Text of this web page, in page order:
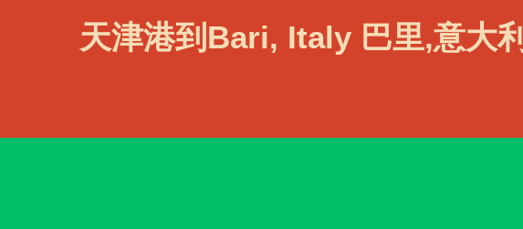
天津港到Bari, Italy 巴里,意大利